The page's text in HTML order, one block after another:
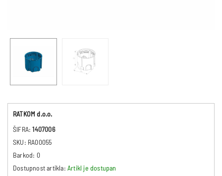
RATKOM d.o.o.
ŠIFRA:1407006
SKU: RA00055
Barkod: 0
Dostupnost artikla: Artikl je dostupan